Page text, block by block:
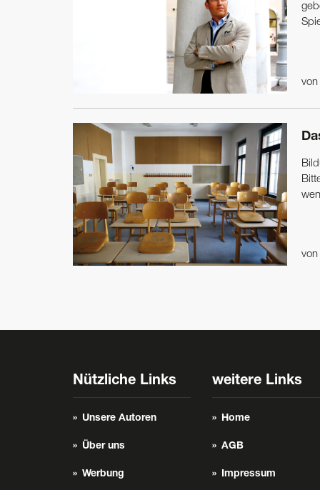
von
von
Nützliche Links
Unsere Autoren
Über uns
Werbung
weitere Links
Home
AGB
Impressum